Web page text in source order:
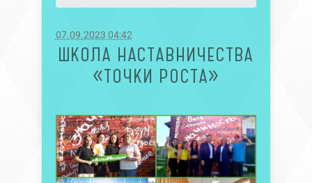
07.09.2023 04:42
ШКОЛА НАСТАВНИЧЕСТВА
«ТОЧКИ РОСТА»